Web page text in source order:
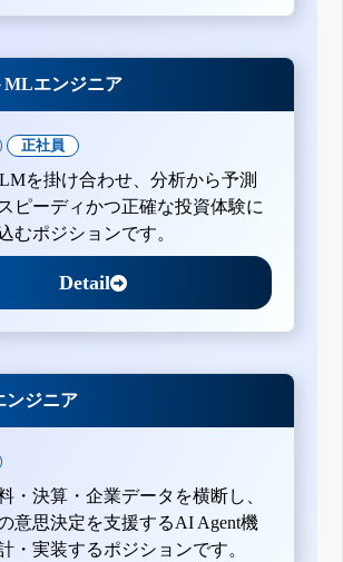
MLエンジニア
正社員
を掛け合わせ、分析から予測
ピーディかつ正確な投資体験に
むポジションです。
Detail
ンジニア
・決算・企業データを横断し、
意思決定を支援するAI Agent機
・実装するポジションです。